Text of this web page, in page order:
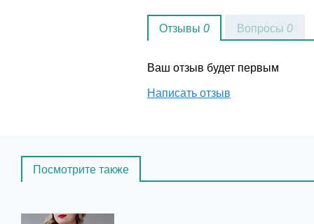
Отзывы 0
Ваш отзыв будет первым
Написать отзыв
Вопросы 0
Посмотрите также